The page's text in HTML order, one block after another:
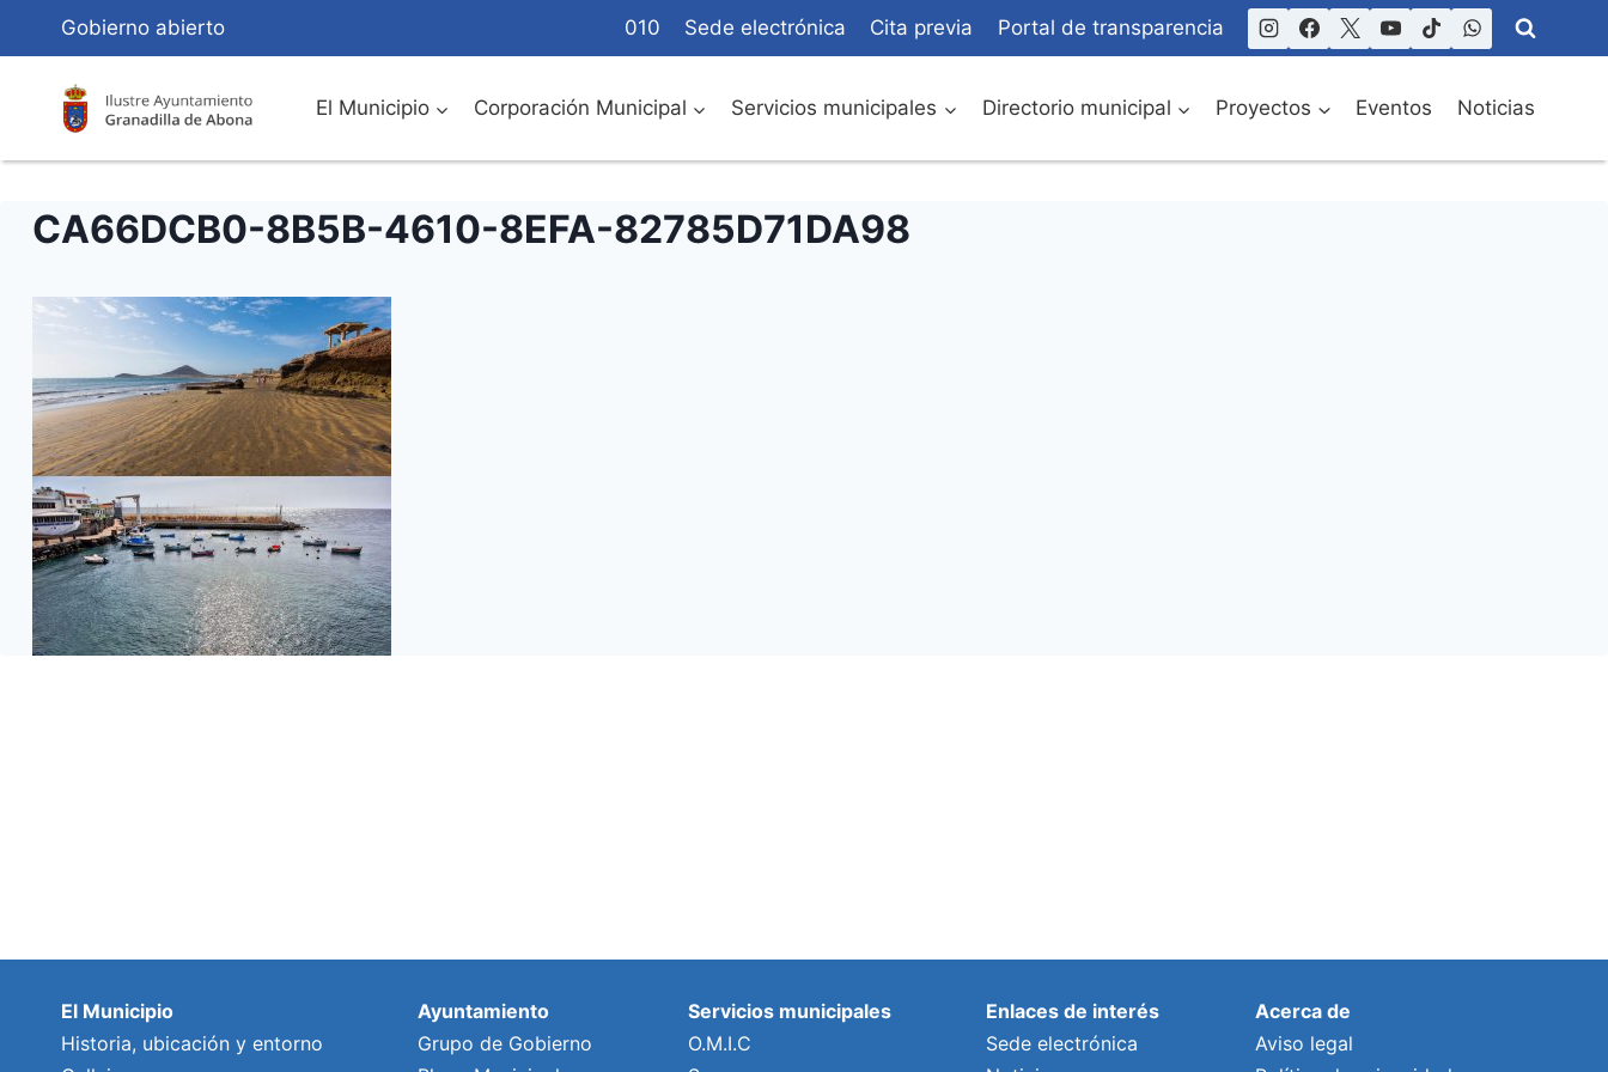
Contenido
Gobierno abierto 010 Sede electrónica Cita previa Portal de transparencia
El Municipio Corporación Municipal Servicios municipales Directorio municipal Proyectos Eventos Noticias
CA66DCB0-8B5B-4610-8EFA-82785D71DA98
El Municipio
Historia, ubicación y entorno
Ayuntamiento
Grupo de Gobierno
Servicios municipales
O.M.I.C
Enlaces de interés
Sede electrónica
Acerca de
Aviso legal